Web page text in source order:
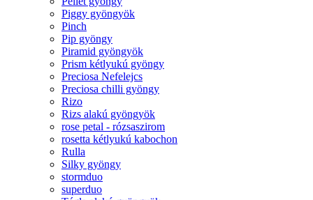
Piggy gyöngyök
Pinch
Pip gyöngy
Piramid gyöngyök
Prism kétlyukú gyöngy
Preciosa Nefelejcs
Preciosa chilli gyöngy
Rizo
Rizs alakú gyöngyök
rose petal - rózsaszirom
rosetta kétlyukú kabochon
Rulla
Silky gyöngy
stormduo
superduo